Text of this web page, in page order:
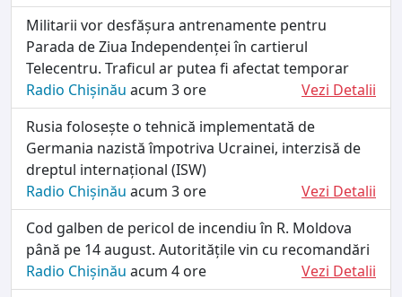
Militarii vor desfășura antrenamente pentru
Parada de Ziua Independenței în cartierul
Telecentru. Traficul ar putea fi afectat temporar
Radio Chișinău acum 3 ore
Vezi Detalii
Rusia folosește o tehnică implementată de
Germania nazistă împotriva Ucrainei, interzisă de
dreptul internațional (ISW)
Radio Chișinău acum 3 ore
Vezi Detalii
Cod galben de pericol de incendiu în R. Moldova
până pe 14 august. Autoritățile vin cu recomandări
Radio Chișinău acum 4 ore
Vezi Detalii